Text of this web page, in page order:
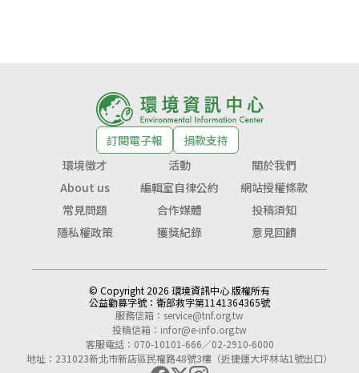
訂閱電子報
捐款支持
環境徵才
活動
關於我們
About us
編輯室自律公約
網站授權條款
常見問題
合作媒體
投稿須知
隱私權政策
獲獎紀錄 意見回饋
© Copyright 2026 環境資訊中心 版權所有
公益勸募字號： 衛部救字第1141364365號
服務信箱： service@tnf.org.tw
投稿信箱： infor@e-info.org.tw
客服電話：070-10101-666／02-2910-6000
地址：231023新北市新店區民權路48號3樓（近捷運大坪林站1號出口）